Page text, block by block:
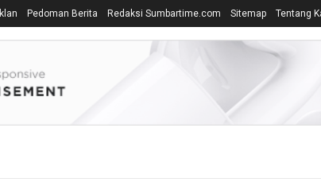
Iklan Pedoman Berita Redaksi Sumbartime.com Sitemap Tentang